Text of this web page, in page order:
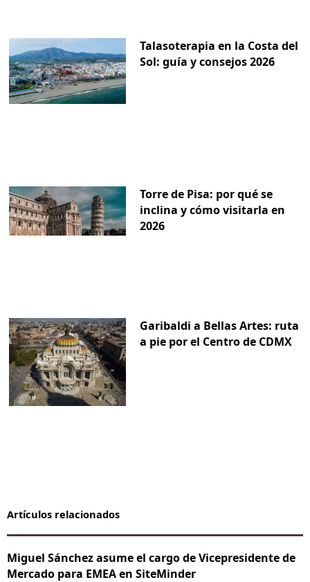
Talasoterapia en la Costa del
Sol: guía y consejos 2026
Torre de Pisa: por qué se
inclina y cómo visitarla en
2026
Garibaldi a Bellas Artes: ruta
a pie por el Centro de CDMX
Artículos relacionados
Miguel Sánchez asume el cargo de Vicepresidente de
Mercado para EMEA en SiteMinder